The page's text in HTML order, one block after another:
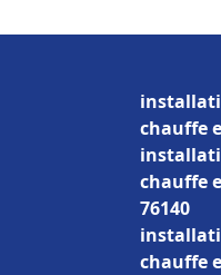
chauffe
chauffe
76140
chauffe